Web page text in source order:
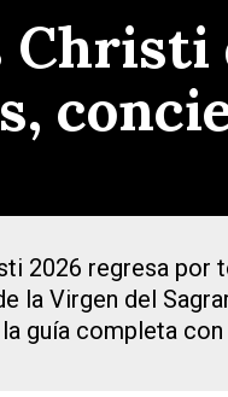
2026 regresa
la Virgen del
guía completa